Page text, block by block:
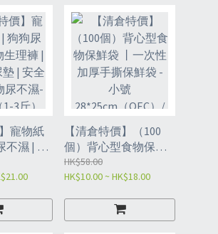
寵物紙
不濕 | 寵
片 | 尿
| 寵物尿
【清倉特價】（100
個）背心型食物保鮮
袋 丨一次性加厚手撕
保鮮袋 - 小號
號38*30cm（QEC2）/
大號42*35cm(QEC3)
HK$58.00
HK$10.00 ~ HK$18.00